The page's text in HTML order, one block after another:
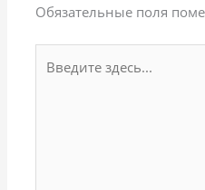
Обязательные поля
здесь...